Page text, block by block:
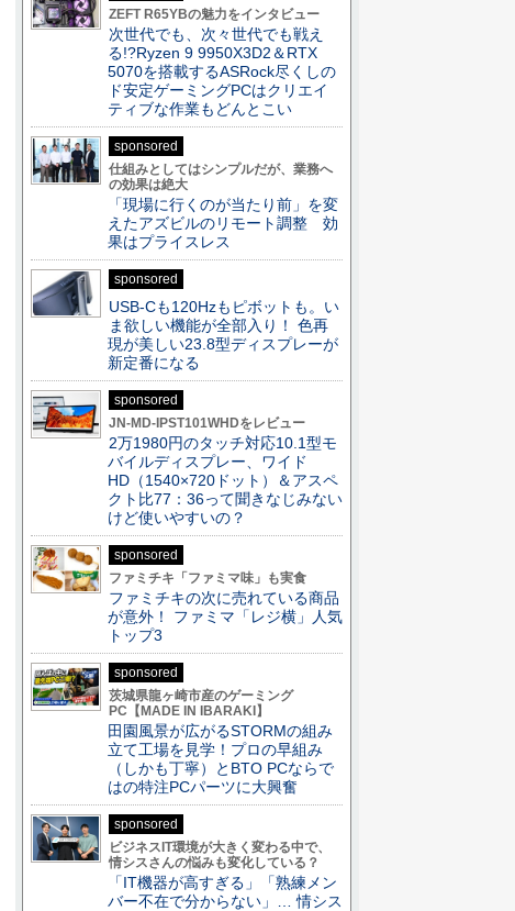
ZEFT R65YBの魅力をインタビュー
次世代でも、次々世代でも戦え
る!?Ryzen 9 9950X3D2＆RTX
5070を搭載するASRock尽くしの
ド安定ゲーミングPCはクリエイ
ティブな作業もどんとこい
sponsored
仕組みとしてはシンプルだが、業務へ
の効果は絶大
「現場に行くのが当たり前」を変
えたアズビルのリモート調整 効
果はプライスレス
sponsored
USB-Cも120Hzもピボットも。い
ま欲しい機能が全部入り！ 色再
現が美しい23.8型ディスプレーが
新定番になる
sponsored
JN-MD-IPST101WHDをレビュー
2万1980円のタッチ対応10.1型モ
バイルディスプレー、ワイド
HD（1540×720ドット）＆アスペ
クト比77：36って聞きなじみない
けど使いやすいの？
sponsored
ファミチキ「ファミマ味」も実食
ファミチキの次に売れている商品
が意外！ ファミマ「レジ横」人気
トップ3
sponsored
茨城県龍ヶ崎市産のゲーミング
PC【MADE IN IBARAKI】
田園風景が広がるSTORMの組み
立て工場を見学！プロの早組み
（しかも丁寧）とBTO PCならで
はの特注PCパーツに大興奮
sponsored
ビジネスIT環境が大きく変わる中で、
情シスさんの悩みも変化している？
「IT機器が高すぎる」「熟練メン
バー不在で分からない」… 情シス